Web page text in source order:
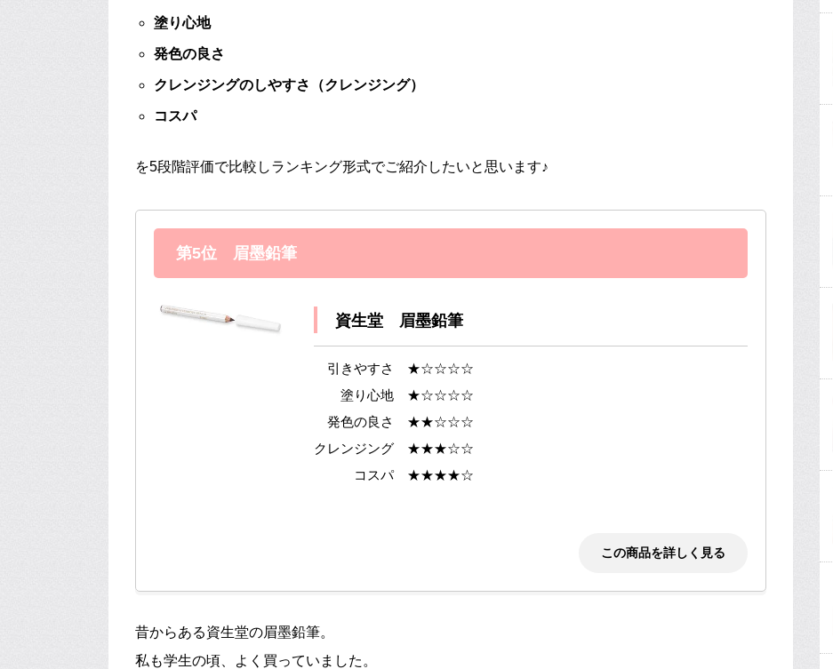
塗り心地
発色の良さ
クレンジングのしやすさ（クレンジング）
コスパ
を5段階評価で比較しランキング形式でご紹介したいと思います♪
第5位 眉墨鉛筆
資生堂 眉墨鉛筆
引きやすさ ★☆☆☆☆
塗り心地 ★☆☆☆☆
発色の良さ ★★☆☆☆
クレンジング ★★★☆☆
コスパ ★★★★☆
この商品を詳しく見る
昔からある資生堂の眉墨鉛筆。
私も学生の頃、よく買っていました。